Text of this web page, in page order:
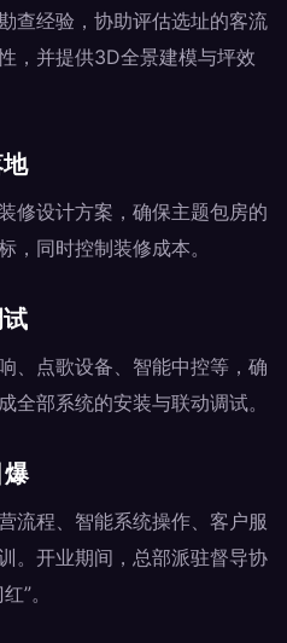
查经验，协助评估选址的客流
，并提供3D全景建模与坪效
修设计方案，确保主题包房的
，同时控制装修成本。
、点歌设备、智能中控等，确
全部系统的安装与联动调试。
流程、智能系统操作、客户服
。开业期间，总部派驻督导协
”。